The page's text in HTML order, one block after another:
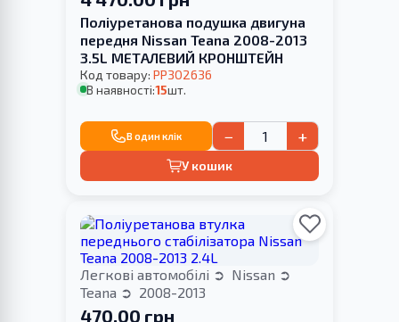
Поліуретанова подушка двигуна
передня Nissan Teana 2008-2013
3.5L МЕТАЛЕВИЙ КРОНШТЕЙН
Код товару: PP302636
В наявності:15шт.
В один клік − +
У кошик
Легкові автомобілі
Nissan
Teana
2008-2013
470.00 грн